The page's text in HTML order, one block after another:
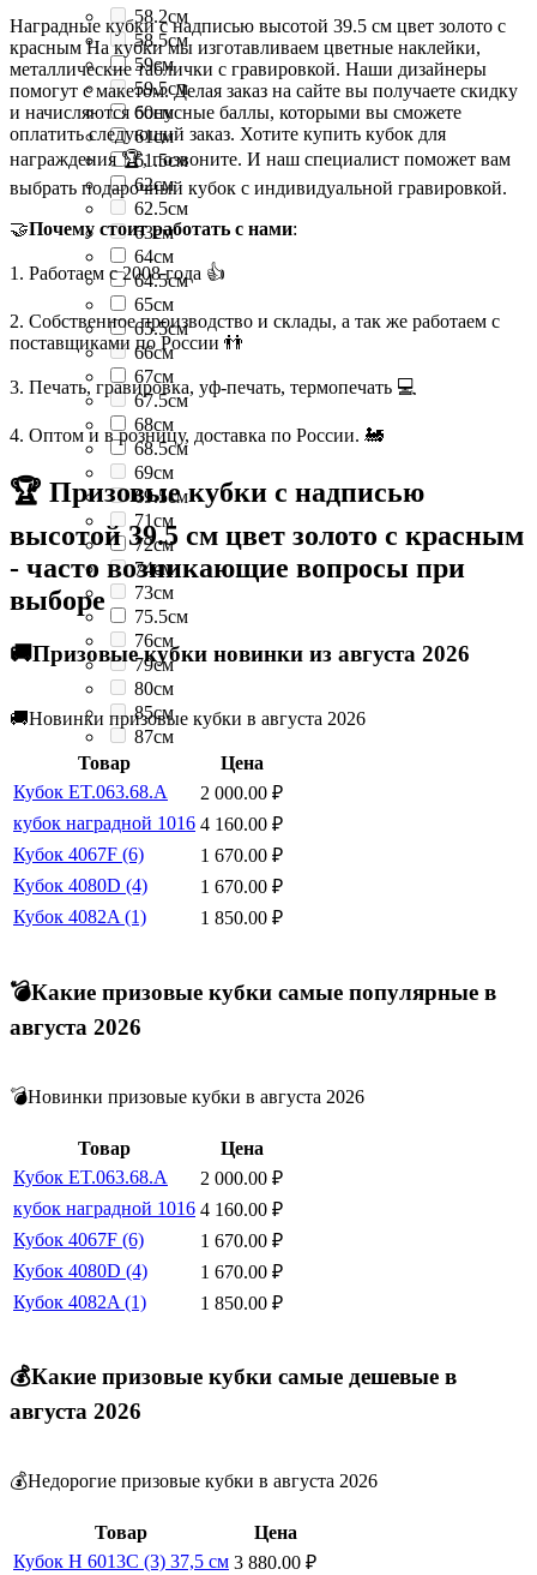
58.2см
58.5см
59см
59.5см
60см
61см
61.5см
62см
62.5см
63см
64см
64.5см
65см
65.5см
66см
67см
67.5см
68см
68.5см
69см
69.5см
71см
72см
74см
73см
75.5см
76см
79см
80см
85см
87см
Наградные кубки с надписью высотой 39.5 см цвет золото с
красным На кубки мы изготавливаем цветные наклейки,
металлические таблички с гравировкой. Наши дизайнеры
помогут с макетом. Делая заказ на сайте вы получаете скидку
и начисляются бонусные баллы, которыми вы сможете
оплатить следующий заказ. Хотите купить кубок для
награждения 🏆, позвоните. И наш специалист поможет вам
выбрать подарочный кубок с индивидуальной гравировкой.
🤝Почему стоит работать с нами:
1. Работаем с 2008 года 👍
2. Собственное производство и склады, а так же работаем с
поставщиками по России 👬
3. Печать, гравировка, уф-печать, термопечать 💻
4. Оптом и в розницу, доставка по России. 🚂
🏆 Призовые кубки с надписью
высотой 39.5 см цвет золото с красным
- часто возникающие вопросы при
выборе
🚚Призовые кубки новинки из августа 2026
🚚Новинки призовые кубки в августа 2026
Товар
Цена
Кубок ET.063.68.A
2 000.00 ₽
кубок наградной 1016 4 160.00 ₽
Кубок 4067F (6)
1 670.00 ₽
Кубок 4080D (4)
1 670.00 ₽
Кубок 4082A (1)
1 850.00 ₽
💣Какие призовые кубки самые популярные в
августа 2026
💣Новинки призовые кубки в августа 2026
Товар
Цена
Кубок ET.063.68.A
2 000.00 ₽
кубок наградной 1016 4 160.00 ₽
Кубок 4067F (6)
1 670.00 ₽
Кубок 4080D (4)
1 670.00 ₽
Кубок 4082A (1)
1 850.00 ₽
💰Какие призовые кубки самые дешевые в
августа 2026
💰Недорогие призовые кубки в августа 2026
Товар
Цена
Кубок Н 6013С (3) 37,5 см 3 880.00 ₽